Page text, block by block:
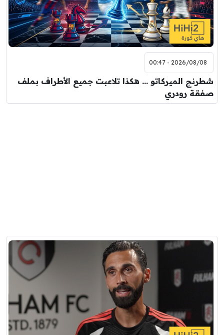
2026/08/08 - 00:47
شطرنج الميركاتو … هكذا تلاعبت جميع الأطراف بملف
صفقة رودري